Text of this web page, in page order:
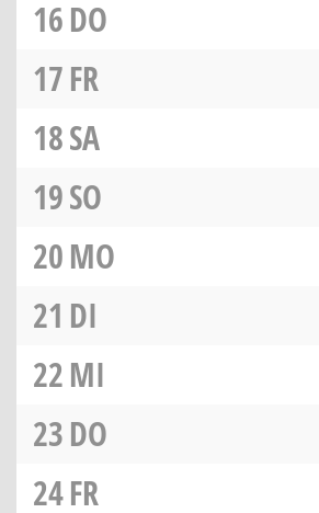
16DO
17FR
18SA
19SO
20MO
21 DI
22MI
23DO
24FR